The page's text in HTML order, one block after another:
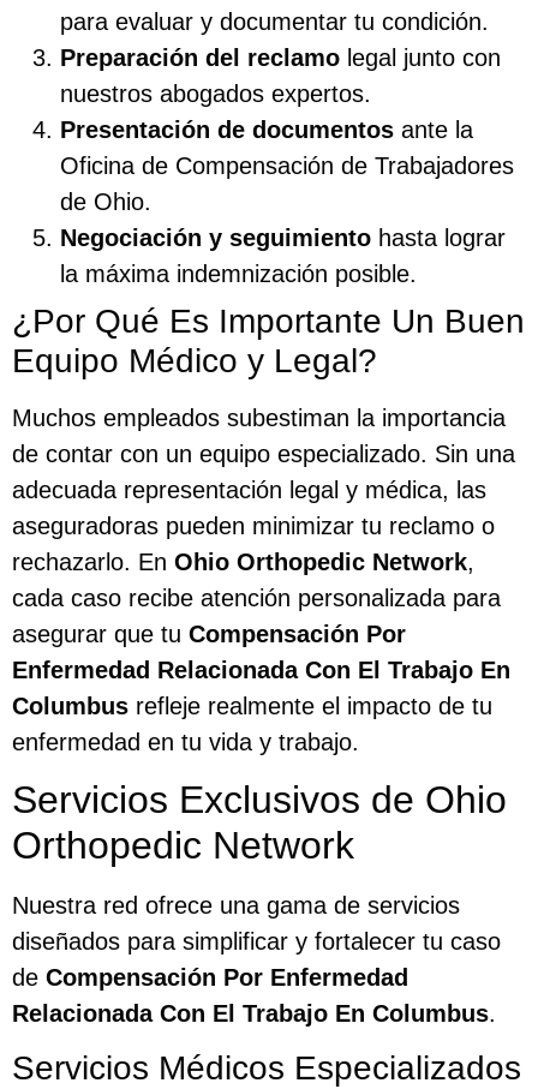
para evaluar y documentar tu condición.
Preparación del reclamo legal junto con
nuestros abogados expertos.
Presentación de documentos ante la
Oficina de Compensación de Trabajadores
de Ohio.
Negociación y seguimiento hasta lograr
la máxima indemnización posible.
¿Por Qué Es Importante Un Buen
Equipo Médico y Legal?
Muchos empleados subestiman la importancia
de contar con un equipo especializado. Sin una
adecuada representación legal y médica, las
aseguradoras pueden minimizar tu reclamo o
rechazarlo. En Ohio Orthopedic Network,
cada caso recibe atención personalizada para
asegurar que tu Compensación Por
Enfermedad Relacionada Con El Trabajo En
Columbus refleje realmente el impacto de tu
enfermedad en tu vida y trabajo.
Servicios Exclusivos de Ohio
Orthopedic Network
Nuestra red ofrece una gama de servicios
diseñados para simplificar y fortalecer tu caso
de Compensación Por Enfermedad
Relacionada Con El Trabajo En Columbus.
Servicios Médicos Especializados